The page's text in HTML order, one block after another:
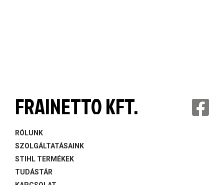
FRAINETTO KFT.
RÓLUNK
SZOLGÁLTATÁSAINK
STIHL TERMÉKEK
TUDÁSTÁR